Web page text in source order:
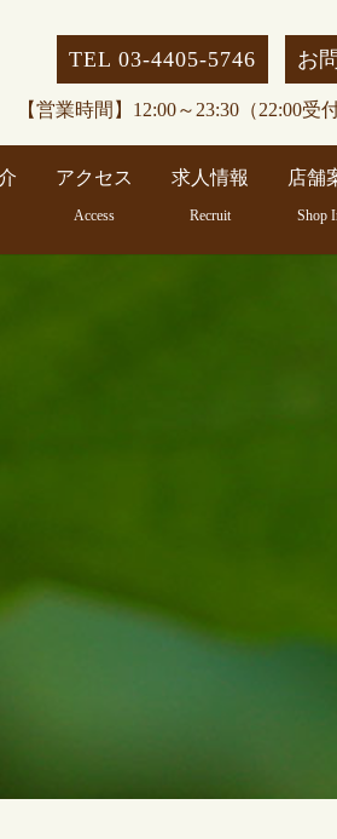
TEL 03-4405-5746 お
【営業時間】12:00～23:30（22:00
アクセス
Access
求人情報
Recruit
店舗
Shop